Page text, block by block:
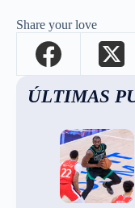
Share your love
ÚLTIMAS